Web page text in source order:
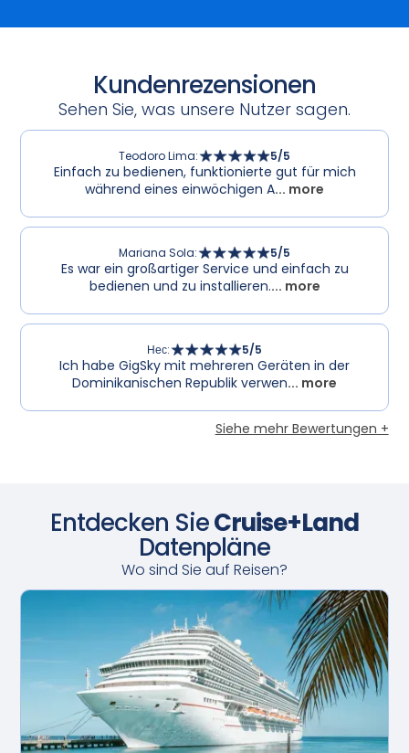
Kundenrezensionen
Sehen Sie, was unsere Nutzer sagen.
Teodoro Lima: 5/5
Einfach zu bedienen, funktionierte gut für mich
während eines einwöchigen A... more
Mariana Sola: 5/5
Es war ein großartiger Service und einfach zu
bedienen und zu installieren.... more
Нес: 5/5
Ich habe GigSky mit mehreren Geräten in der
Dominikanischen Republik verwen... more
Siehe mehr Bewertungen +
Entdecken SieCruise+Land
Datenpläne
Wo sind Sie auf Reisen?